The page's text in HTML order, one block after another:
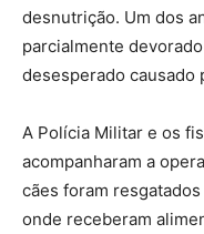
desnutrição. Um dos
parcialmente
desesperado causado
A Polícia Militar e os
acompanharam a
cães foram
onde receberam